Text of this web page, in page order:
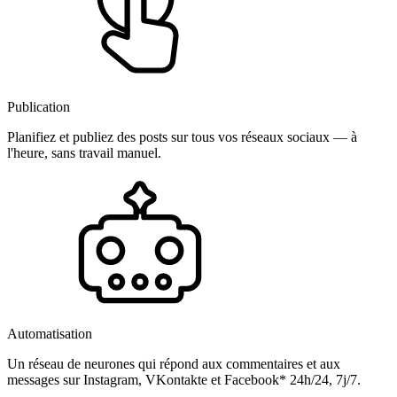
Publication
Planifiez et publiez des posts sur tous vos réseaux sociaux — à
l'heure, sans travail manuel.
Automatisation
Un réseau de neurones qui répond aux commentaires et aux
messages sur Instagram, VKontakte et Facebook* 24h/24, 7j/7.